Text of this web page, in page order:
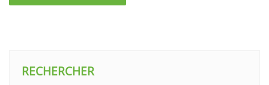
RECHERCHER